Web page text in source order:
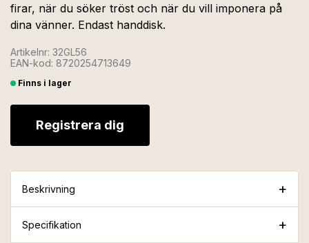
firar, när du söker tröst och när du vill imponera på
dina vänner. Endast handdisk.
Artikelnr: 32GL56
EAN-kod: 8720254713649
Finns i lager
Registrera dig
Beskrivning
Specifikation